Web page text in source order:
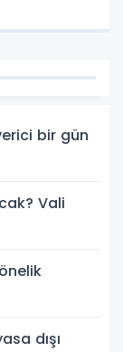
bir gün
Vali
dışı